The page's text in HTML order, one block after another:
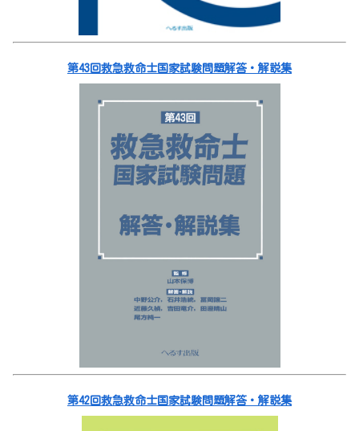
第43回救急救命士国家試験問題解答・解説集
第42回救急救命士国家試験問題解答・解説集